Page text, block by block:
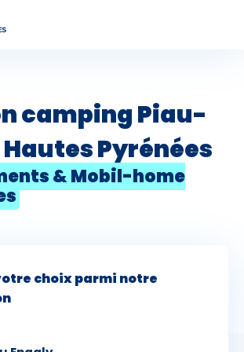
Hébergements Cours de ski
camping Piau-
Pyrénées
& Mobil-home
choix parmi notre